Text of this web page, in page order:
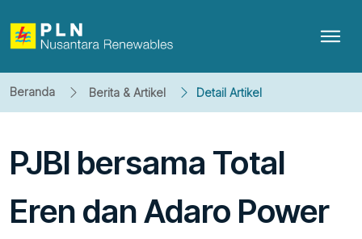
Beranda Berita & Artikel Detail Artikel
PJBI bersama Total
Eren dan Adaro Power